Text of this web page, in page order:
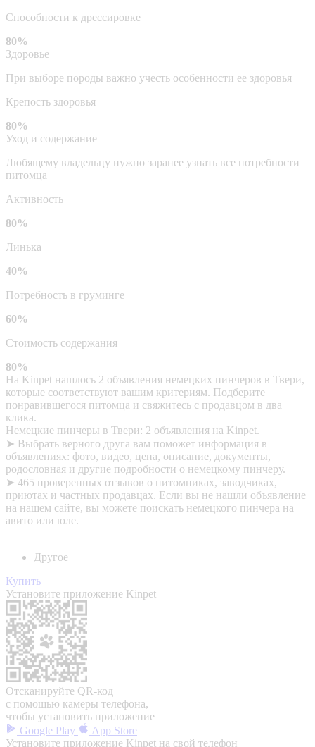
Способности к дрессировке
80%
Здоровье
При выборе породы важно учесть особенности ее здоровья
Крепость здоровья
80%
Уход и содержание
Любящему владельцу нужно заранее узнать все потребности
питомца
Активность
80%
Линька
40%
Потребность в груминге
60%
Стоимость содержания
80%
На Kinpet нашлось 2 объявления немецких пинчеров в Твери,
которые соответствуют вашим критериям. Подберите
понравившегося питомца и свяжитесь с продавцом в два
клика.
Немецкие пинчеры в Твери: 2 объявления на Kinpet.
➤ Выбрать верного друга вам поможет информация в
объявлениях: фото, видео, цена, описание, документы,
родословная и другие подробности о немецкому пинчеру.
➤ 465 проверенных отзывов о питомниках, заводчиках,
приютах и частных продавцах. Если вы не нашли объявление
на нашем сайте, вы можете поискать немецкого пинчера на
авито или юле.
Другое
Купить
Установите приложение Kinpet
Отсканируйте QR-код
с помощью камеры телефона,
чтобы установить приложение
Google Play
App Store
Установите приложение Kinpet на свой телефон